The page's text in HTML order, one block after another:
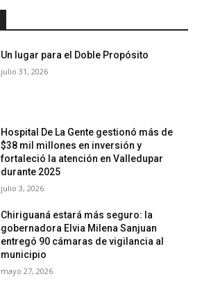
Un lugar para el Doble Propósito
julio 31, 2026
Hospital De La Gente gestionó más de
$38 mil millones en inversión y
fortaleció la atención en Valledupar
durante 2025
julio 3, 2026
Chiriguaná estará más seguro: la
gobernadora Elvia Milena Sanjuan
entregó 90 cámaras de vigilancia al
municipio
mayo 27, 2026